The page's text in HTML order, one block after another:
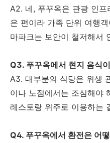
A2. 네, 푸꾸옥은 관광 인
은 편이라 가족 단위 여행
마파크는 보안이 철저해서
Q3. 푸꾸옥에서 현지 음식
A3. 대부분의 식당은 위생
이나 노점에서는 조심해야
레스토랑 위주로 이용하는
Q4. 푸꾸옥에서 환전은 어